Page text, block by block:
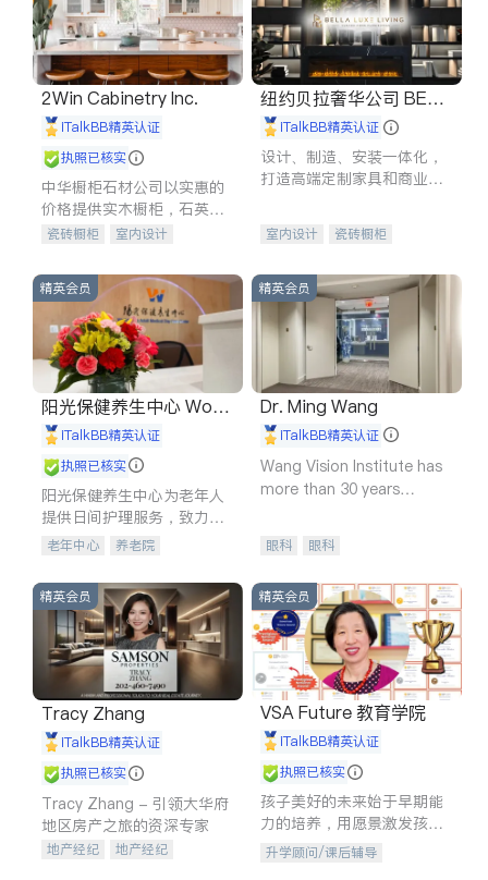
2Win Cabinetry Inc.
iTalkBB精英认证
执照已核实
中华橱柜石材公司以实惠的
价格提供实木橱柜，石英石
台面，多种优质不锈钢水
质厨房，家的选择。
瓷砖橱柜
室内设计
室内装修
纽约贝拉奢华公司 BELL
A LUXE
iTalkBB精英认证
设计、制造、安装一体化，
打造高端定制家具和商业空
室内设计
瓷砖橱柜
售前软装staging
室内装修
精英会员
阳光保健养生中心 World
shine
iTalkBB精英认证
执照已核实
阳光保健养生中心为老年人
提供日间护理服务，致力于
通过持续的护理创新来有效
老年中心 养老院
精英会员
Dr. Ming Wang
iTalkBB精英认证
Wang Vision Institute has
more than 30 years
眼科 眼科
精英会员
Tracy Zhang
iTalkBB精英认证
执照已核实
Tracy Zhang - 引领大华府
地区房产之旅的资深专家
地产经纪
地产经纪
精英会员
VSA Future 教育学院
iTalkBB精英认证
执照已核实
孩子美好的未来始于早期能
力的培养，用愿景激发孩子
的学习潜力和动力。理念：
升学顾问/课后辅导